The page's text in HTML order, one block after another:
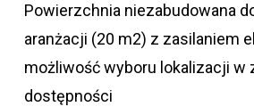
Powierzchnia niezabudowana
aranżacji (20 m2) z zasilaniem
możliwość wyboru lokalizacji w
dostępności